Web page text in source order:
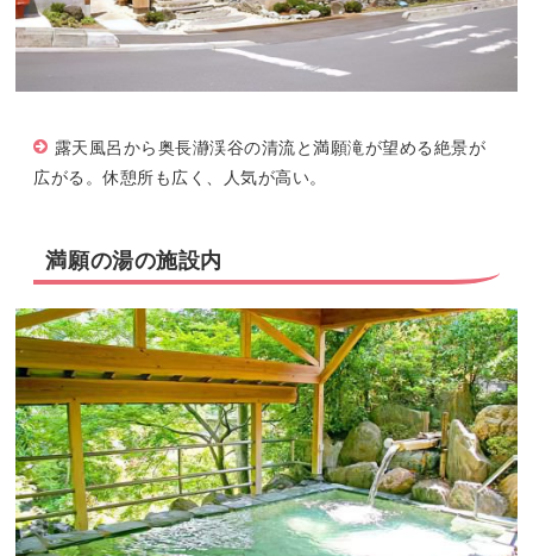
露天風呂から奥長瀞渓谷の清流と満願滝が望める絶景が
広がる。休憩所も広く、人気が高い。
満願の湯の施設内